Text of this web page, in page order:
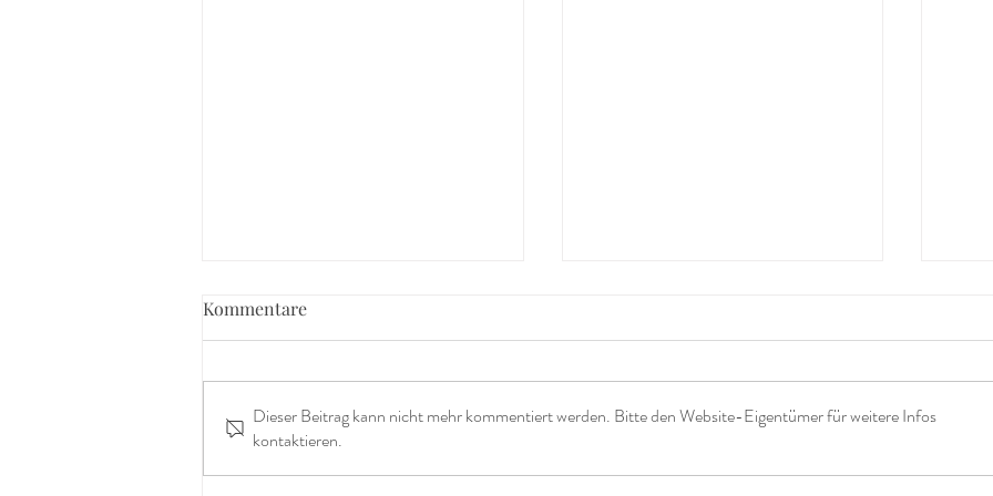
Der Alltag ist kein Warten auf
Wie
Kommentare
Dieser Beitrag kann nicht mehr kommentiert werden. Bitte den Website-Eigentümer für weitere Infos
kontaktieren.